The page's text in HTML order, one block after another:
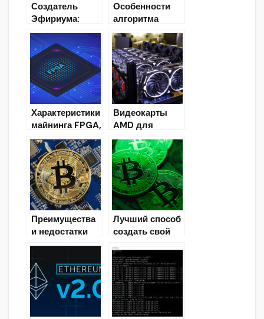
Создатель
Эфириума:
добычу
криптовалют на
Proof-of-Work
запрещать
нельзя
Особенности
алгоритма
майнинга
Octopus
(Conflux CFX)
Характеристики
майнинга FPGA,
сравнение
ASIC, GPU и
CPU
Видеокарты
AMD для
майнинга,
руководство по
разгону и
настройке
Преимущества
и недостатки
майнинга
биткоина в
2022
Лучший способ
создать свой
собственный
пул майнинга.